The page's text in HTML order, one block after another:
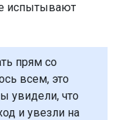
испытывают
прям со
всем, это
увидели, что
и увезли на